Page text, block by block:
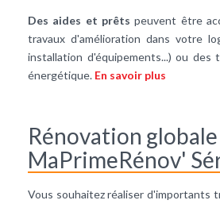
Des aides et prêts peuvent être
travaux d'amélioration dans votre
installation d'équipements...) ou des
énergétique. En savoir plus
Rénovation globale
MaPrimeRénov'
Vous souhaitez réaliser d'importants